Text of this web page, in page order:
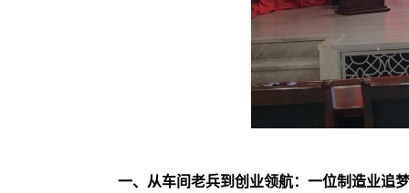
一、从车间老兵到创业领航：一位制造业追